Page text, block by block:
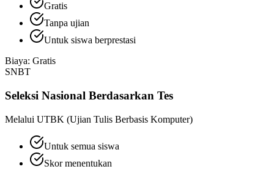
Gratis
Tanpa ujian
Untuk siswa berprestasi
Biaya: Gratis
SNBT
Seleksi Nasional Berdasarkan Tes
Melalui UTBK (Ujian Tulis Berbasis Komputer)
Untuk semua siswa
Skor menentukan